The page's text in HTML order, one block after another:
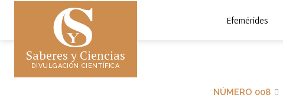
Saberes y Ciencias
DIVULGACIÓN CIENTÍFICA
Efemérides
NÚMERO 008